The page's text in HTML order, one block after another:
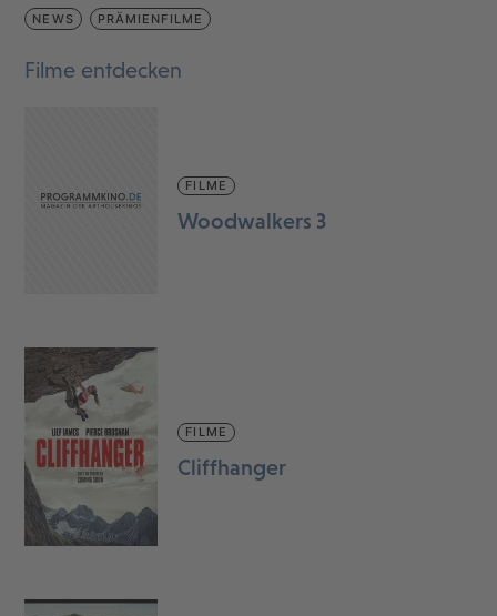
NEWS PRÄMIENFILME
Filme entdecken
FILME
Woodwalkers 3
FILME
Cliffhanger